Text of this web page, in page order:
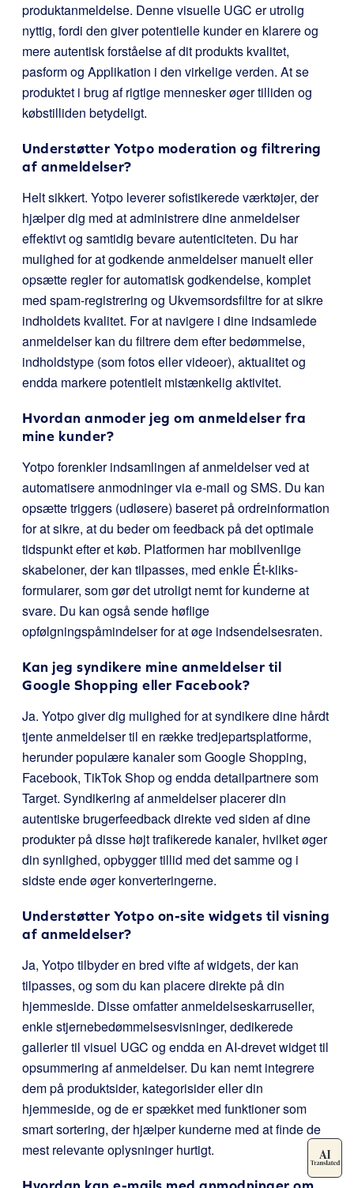
produktanmeldelse. Denne visuelle UGC er utrolig
nyttig, fordi den giver potentielle kunder en klarere og
mere autentisk forståelse af dit produkts kvalitet,
pasform og Applikation i den virkelige verden. At se
produktet i brug af rigtige mennesker øger tilliden og
købstilliden betydeligt.
Understøtter Yotpo moderation og filtrering
af anmeldelser?
Helt sikkert. Yotpo leverer sofistikerede værktøjer, der
hjælper dig med at administrere dine anmeldelser
effektivt og samtidig bevare autenticiteten. Du har
mulighed for at godkende anmeldelser manuelt eller
opsætte regler for automatisk godkendelse, komplet
med spam-registrering og Ukvemsordsfiltre for at sikre
indholdets kvalitet. For at navigere i dine indsamlede
anmeldelser kan du filtrere dem efter bedømmelse,
indholdstype (som fotos eller videoer), aktualitet og
endda markere potentielt mistænkelig aktivitet.
Hvordan anmoder jeg om anmeldelser fra
mine kunder?
Yotpo forenkler indsamlingen af anmeldelser ved at
automatisere anmodninger via e-mail og SMS. Du kan
opsætte triggers (udløsere) baseret på ordreinformation
for at sikre, at du beder om feedback på det optimale
tidspunkt efter et køb. Platformen har mobilvenlige
skabeloner, der kan tilpasses, med enkle Ét-kliks-
formularer, som gør det utroligt nemt for kunderne at
svare. Du kan også sende høflige
opfølgningspåmindelser for at øge indsendelsesraten.
Kan jeg syndikere mine anmeldelser til
Google Shopping eller Facebook?
Ja. Yotpo giver dig mulighed for at syndikere dine hårdt
tjente anmeldelser til en række tredjepartsplatforme,
herunder populære kanaler som Google Shopping,
Facebook, TikTok Shop og endda detailpartnere som
Target. Syndikering af anmeldelser placerer din
autentiske brugerfeedback direkte ved siden af dine
produkter på disse højt trafikerede kanaler, hvilket øger
din synlighed, opbygger tillid med det samme og i
sidste ende øger konverteringerne.
Understøtter Yotpo on-site widgets til visning
af anmeldelser?
Ja, Yotpo tilbyder en bred vifte af widgets, der kan
tilpasses, og som du kan placere direkte på din
hjemmeside. Disse omfatter anmeldelseskarruseller,
enkle stjernebedømmelsesvisninger, dedikerede
gallerier til visuel UGC og endda en AI-drevet widget til
opsummering af anmeldelser. Du kan nemt integrere
dem på produktsider, kategorisider eller din
hjemmeside, og de er spækket med funktioner som
smart sortering, der hjælper kunderne med at finde de
mest relevante oplysninger hurtigt.